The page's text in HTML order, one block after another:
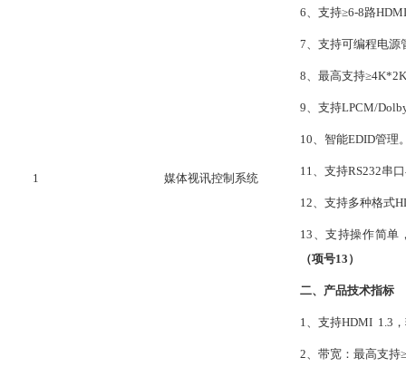
1 媒体视讯控制系统
6、支持≥6-8路
7、支持可编程电源
8、最高支持
9、支持LPCM/
10、智能EDID管理
11、支持RS232串
12、支持多种格式
13 、支持操作简单
（项号13 ）
二、产品技术指标
1、支持HDMI 1.3
2、带宽：最高支持